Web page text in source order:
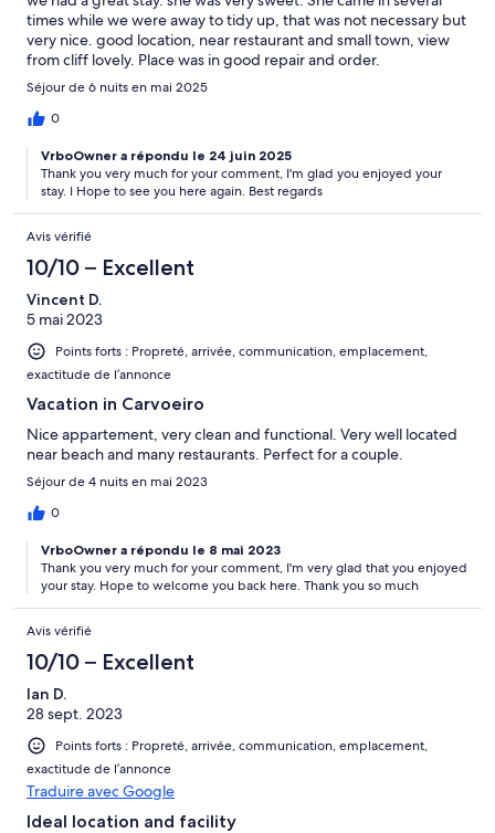
times while we were away to tidy up, that was not necessary but
very nice. good location, near restaurant and small town, view
from cliff lovely. Place was in good repair and order.
Séjour de 6 nuits en mai 2025
0
VrboOwner a répondu le 24 juin 2025
Thank you very much for your comment, I'm glad you enjoyed your
stay. I Hope to see you here again. Best regards
Avis vérifié
10/10 – Excellent
Vincent D.
5 mai 2023
Points forts : Propreté, arrivée, communication, emplacement,
exactitude de l’annonce
Vacation in Carvoeiro
Nice appartement, very clean and functional. Very well located
near beach and many restaurants. Perfect for a couple.
Séjour de 4 nuits en mai 2023
0
VrboOwner a répondu le 8 mai 2023
Thank you very much for your comment, I'm very glad that you enjoyed
your stay. Hope to welcome you back here. Thank you so much
Avis vérifié
10/10 – Excellent
Ian D.
28 sept. 2023
Points forts : Propreté, arrivée, communication, emplacement,
exactitude de l’annonce
Traduire avec Google
Ideal location and facility